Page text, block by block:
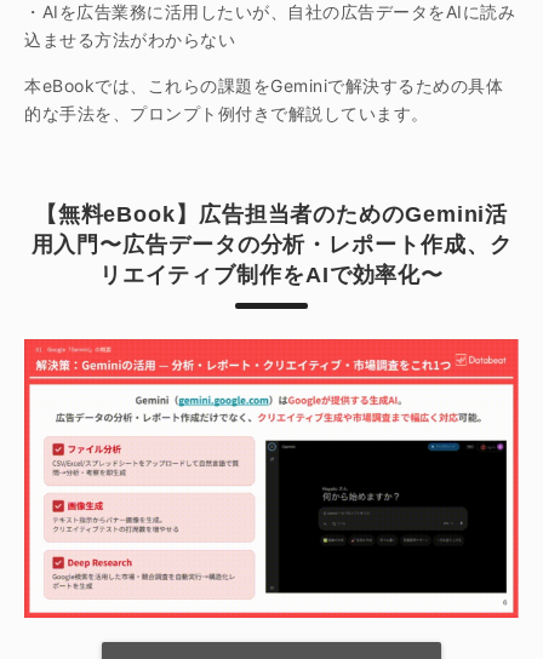
・AIを広告業務に活用したいが、自社の広告データをAIに読み
込ませる方法がわからない
本eBookでは、これらの課題をGeminiで解決するための具体
的な手法を、プロンプト例付きで解説しています。
【無料eBook】広告担当者のためのGemini活
用入門〜広告データの分析・レポート作成、ク
リエイティブ制作をAIで効率化〜